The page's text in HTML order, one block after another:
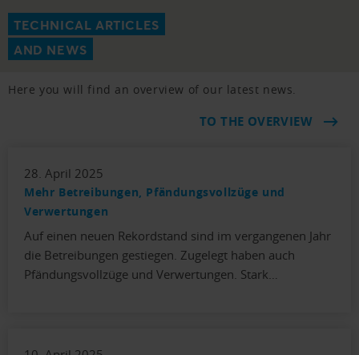
TECHNICAL ARTICLES
AND NEWS
Here you will find an overview of our latest news.
TO THE OVERVIEW
28. April 2025
Mehr Betreibungen, Pfändungsvollzüge und
Verwertungen
Auf einen neuen Rekordstand sind im vergangenen Jahr
die Betreibungen gestiegen. Zugelegt haben auch
Pfändungsvollzüge und Verwertungen. Stark…